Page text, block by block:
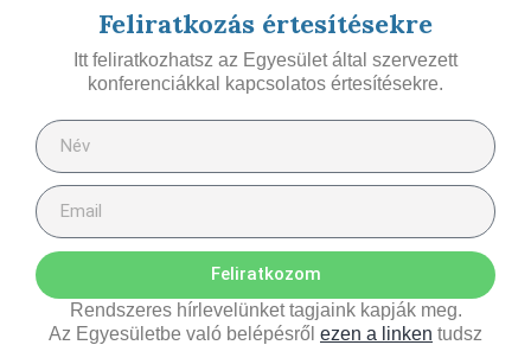
Feliratkozás értesítésekre
Itt feliratkozhatsz az Egyesület által szervezett
konferenciákkal kapcsolatos értesítésekre.
Feliratkozom
Rendszeres hírlevelünket tagjaink kapják meg.
Az Egyesületbe való belépésről ezen a linken tudsz